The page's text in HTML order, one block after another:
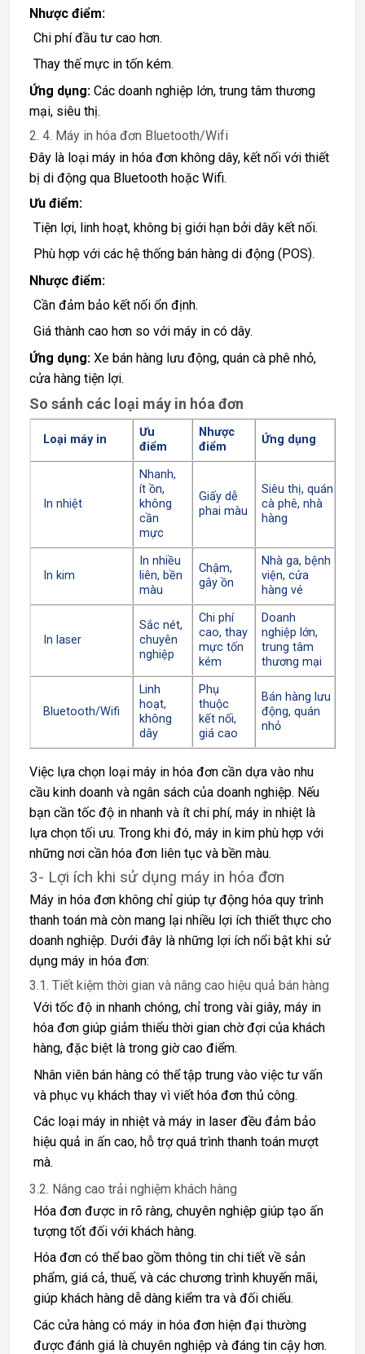
Nhược điểm:
Chi phí đầu tư cao hơn.
Thay thế mực in tốn kém.
Ứng dụng: Các doanh nghiệp lớn, trung tâm thương
mại, siêu thị.
2. 4. Máy in hóa đơn Bluetooth/Wifi
Đây là loại máy in hóa đơn không dây, kết nối với thiết
bị di động qua Bluetooth hoặc Wifi.
Ưu điểm:
Tiện lợi, linh hoạt, không bị giới hạn bởi dây kết nối.
Phù hợp với các hệ thống bán hàng di động (POS).
Nhược điểm:
Cần đảm bảo kết nối ổn định.
Giá thành cao hơn so với máy in có dây.
Ứng dụng: Xe bán hàng lưu động, quán cà phê nhỏ,
cửa hàng tiện lợi.
So sánh các loại máy in hóa đơn
Loại máy in
Ưu
điểm
Nhược
điểm
Ứng dụng
In nhiệt
Nhanh,
ít ồn,
không
cần
mực
Giấy dễ
phai màu
Siêu thị, quán
cà phê, nhà
hàng
In kim
In nhiều
liên, bền
màu
Chậm,
gây ồn
Nhà ga, bệnh
viện, cửa
hàng vé
In laser
Sắc nét,
chuyên
nghiệp
Chi phí
cao, thay
mực tốn
kém
Doanh
nghiệp lớn,
trung tâm
thương mại
Bluetooth/Wifi
Linh
hoạt,
không
dây
Phụ
thuộc
kết nối,
giá cao
Bán hàng lưu
động, quán
nhỏ
Việc lựa chọn loại máy in hóa đơn cần dựa vào nhu
cầu kinh doanh và ngân sách của doanh nghiệp. Nếu
bạn cần tốc độ in nhanh và ít chi phí, máy in nhiệt là
lựa chọn tối ưu. Trong khi đó, máy in kim phù hợp với
những nơi cần hóa đơn liên tục và bền màu.
3- Lợi ích khi sử dụng máy in hóa đơn
Máy in hóa đơn không chỉ giúp tự động hóa quy trình
thanh toán mà còn mang lại nhiều lợi ích thiết thực cho
doanh nghiệp. Dưới đây là những lợi ích nổi bật khi sử
dụng máy in hóa đơn:
3.1. Tiết kiệm thời gian và nâng cao hiệu quả bán hàng
Với tốc độ in nhanh chóng, chỉ trong vài giây, máy in
hóa đơn giúp giảm thiểu thời gian chờ đợi của khách
hàng, đặc biệt là trong giờ cao điểm.
Nhân viên bán hàng có thể tập trung vào việc tư vấn
và phục vụ khách thay vì viết hóa đơn thủ công.
Các loại máy in nhiệt và máy in laser đều đảm bảo
hiệu quả in ấn cao, hỗ trợ quá trình thanh toán mượt
mà.
3.2. Nâng cao trải nghiệm khách hàng
Hóa đơn được in rõ ràng, chuyên nghiệp giúp tạo ấn
tượng tốt đối với khách hàng.
Hóa đơn có thể bao gồm thông tin chi tiết về sản
phẩm, giá cả, thuế, và các chương trình khuyến mãi,
giúp khách hàng dễ dàng kiểm tra và đối chiếu.
Các cửa hàng có máy in hóa đơn hiện đại thường
được đánh giá là chuyên nghiệp và đáng tin cậy hơn.